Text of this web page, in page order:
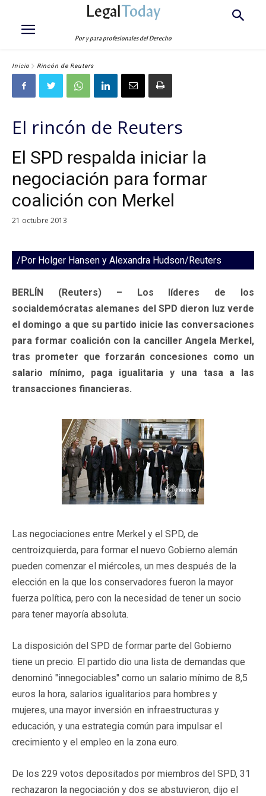
LegalToday
Por y para profesionales del Derecho
Inicio Rincón de Reuters
El rincón de Reuters
El SPD respalda iniciar la
negociación para formar
coalición con Merkel
21 octubre 2013
/Por Holger Hansen y Alexandra Hudson/Reuters
BERLÍN (Reuters) – Los líderes de los
socialdemócratas alemanes del SPD dieron luz verde
el domingo a que su partido inicie las conversaciones
para formar coalición con la canciller Angela Merkel,
tras prometer que forzarán concesiones como un
salario mínimo, paga igualitaria y una tasa a las
transacciones financieras.
Las negociaciones entre Merkel y el SPD, de
centroizquierda, para formar el nuevo Gobierno alemán
pueden comenzar el miércoles, un mes después de la
elección en la que los conservadores fueron la mayor
fuerza política, pero con la necesidad de tener un socio
para tener mayoría absoluta.
La disposición del SPD de formar parte del Gobierno
tiene un precio. El partido dio una lista de demandas que
denominó "innegociables" como un salario mínimo de 8,5
euros la hora, salarios igualitarios para hombres y
mujeres, una mayor inversión en infraestructuras y
educación, y una estrategia común para impulsar el
crecimiento y el empleo en la zona euro.
De los 229 votos depositados por miembros del SPD, 31
rechazaron la negociación y dos se abstuvieron, dijo el